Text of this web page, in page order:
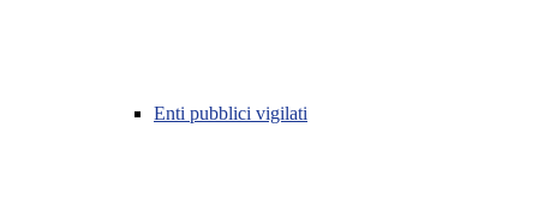
Enti pubblici vigilati